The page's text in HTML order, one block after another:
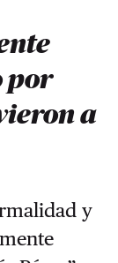
por
a
y